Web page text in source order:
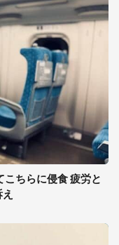
ちらに侵食 疲労と